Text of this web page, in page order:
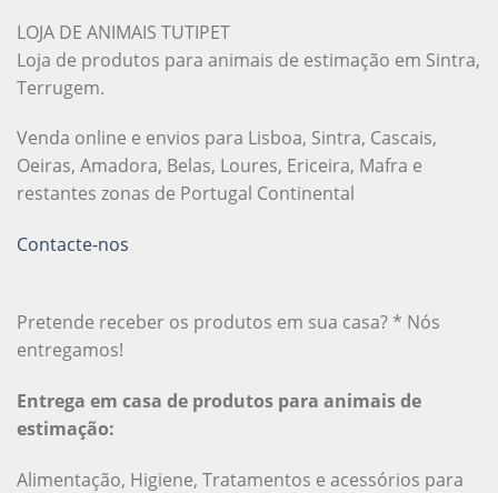
LOJA DE ANIMAIS TUTIPET
Loja de produtos para animais de estimação em Sintra,
Terrugem.
Venda online e envios para Lisboa, Sintra, Cascais,
Oeiras, Amadora, Belas, Loures, Ericeira, Mafra e
restantes zonas de Portugal Continental
Contacte-nos
Pretende receber os produtos em sua casa? * Nós
entregamos!
Entrega em casa de produtos para animais de
estimação:
Alimentação, Higiene, Tratamentos e acessórios para